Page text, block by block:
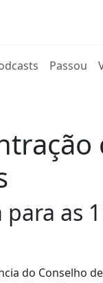
Passou
as
do Conselho